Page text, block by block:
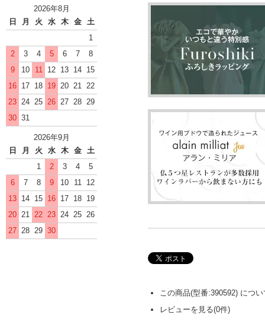
この商品(型番:390592) につ
レビューを見る(0件)
2026年8月
日
月 火 水 木 金
土
1
2
3 4 5 6 7
8
9
10 11 12 13 14 15
16 17 18 19 20 21 22
23 24 25 26 27 28 29
30 31
2026年9月
日
月 火 水 木 金
土
1
2 3 4
5
6
7 8 9 10 11
12
13 14 15 16 17 18 19
20 21 22 23 24 25 26
27 28 29 30